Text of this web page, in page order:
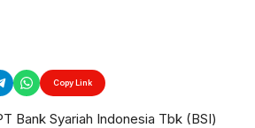
Copy Link
Bank Syariah Indonesia Tbk (BSI)